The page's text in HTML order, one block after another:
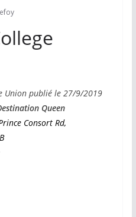
Union publié le 27/9/2019
Queen
Consort Rd,